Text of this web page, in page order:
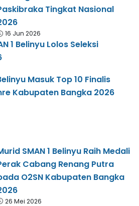
Tingkat Nasional
16 Jun 2026
1 Belinyu Lolos Seleksi
Masuk Top 10 Finalis
Kabupaten Bangka 2026
SMAN 1 Belinyu Raih Medali
Cabang Renang Putra
O2SN Kabupaten Bangka
26 Mei 2026